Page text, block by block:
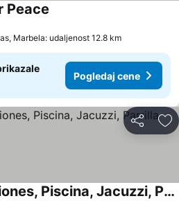
Peace
Marbela: udaljenost 12.8 km
Pogledaj cene
Deli
Querencia, Habitaciones, Piscina, Jacuzzi, Parrilla